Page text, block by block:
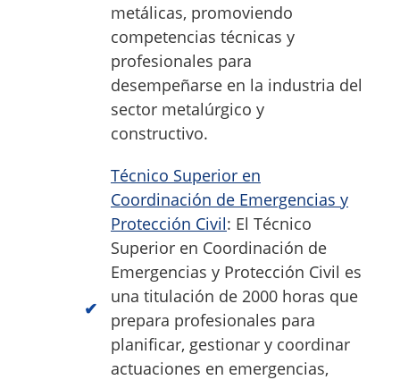
metálicas, promoviendo
competencias técnicas y
profesionales para
desempeñarse en la industria del
sector metalúrgico y
constructivo.
Técnico Superior en
Coordinación de Emergencias y
Protección Civil: El Técnico
Superior en Coordinación de
Emergencias y Protección Civil es
una titulación de 2000 horas que
prepara profesionales para
planificar, gestionar y coordinar
actuaciones en emergencias,